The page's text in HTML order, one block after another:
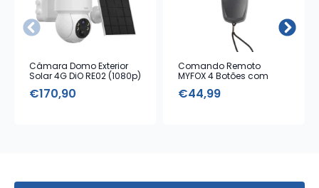
Câmara Domo Exterior
Solar 4G DiO RE02 (1080p)
€170,90
Comando Remoto
MYFOX 4 Botões com
€44,99